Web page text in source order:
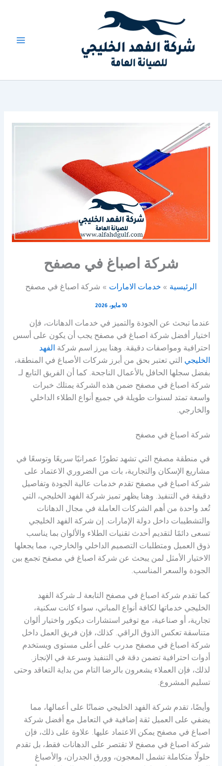
شركة اصباغ في مصفح
الرئيسية خدمات الامارات شركة اصباغ في مصفح
10 مايو، 2026
عندما تبحث عن الجودة والتميز في خدمات الدهانات، فإن
اختيار أفضل شركة اصباغ في مصفح يجب أن يكون على أسس
احترافية ومواصفات دقيقة. وهنا يبرز اسم شركة الفهد
الخليجي التي تعتبر بحق من أبرز شركات الأصباغ في المنطقة،
بفضل سجلها الحافل بالأعمال الناجحة. كما أن الفريق التابع لـ
شركة اصباغ في مصفح ضمن هذه الشركة يمتلك خبرات
واسعة تمتد لسنوات طويلة في جميع أنواع الطلاء الداخلي
والخارجي.
شركة اصباغ في مصفح
في منطقة مصفح التي تشهد تطورًا عمرانيًا سريعًا وتوسعًا في
مشاريع الإسكان والتجارية، بات من الضروري الاعتماد على
شركة اصباغ في مصفح تقدم خدمات عالية الجودة وتفاصيل
دقيقة في التنفيذ. وهنا يظهر تميز شركة الفهد الخليجي، التي
تُعد واحدة من أهم الشركات العاملة في مجال الدهانات
والتشطيبات داخل دولة الإمارات. إن شركة الفهد الخليجي
تسعى دائمًا لتقديم أحدث تقنيات الطلاء والألوان بما يناسب
ذوق العميل ومتطلبات التصميم الداخلي والخارجي، مما يجعلها
الاختيار الأمثل لمن يبحث عن شركة اصباغ في مصفح تجمع بين
الجودة والسعر المناسب.
كما تقدم شركة اصباغ في مصفح التابعة لـ شركة الفهد
الخليجي خدماتها لكافة أنواع المباني، سواء كانت سكنية،
تجارية، أو صناعية، مع توفير استشارات ديكور واختيار ألوان
متناسقة تعكس الذوق الراقي. كذلك، فإن فريق العمل داخل
شركة اصباغ في مصفح مدرب على أعلى مستوى ويستخدم
أدوات احترافية تضمن دقة في التنفيذ وسرعة في الإنجاز.
لذلك، فإن العملاء يشعرون بالرضا التام من بداية التعاقد وحتى
تسليم المشروع.
وأيضًا، تقدم شركة الفهد الخليجي ضمانًا على أعمالها، مما
يضفي على العميل ثقة إضافية في التعامل مع أفضل شركة
اصباغ في مصفح يمكن الاعتماد عليها. علاوة على ذلك، فإن
شركة اصباغ في مصفح لا تقتصر على الدهانات فقط، بل تقدم
حلولًا متكاملة تشمل المعجون، وورق الجدران، والأصباغ